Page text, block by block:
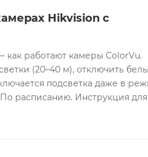
Hikvision с
работают камеры ColorVu.
(20–40 м), отключить
подсветка даже в
расписанию. Инструкция для